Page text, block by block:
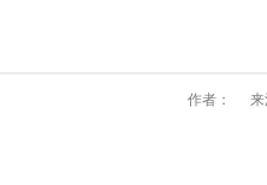
作者：